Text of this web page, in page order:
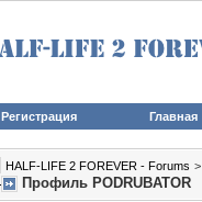
Регистрация Главная
HALF-LIFE 2 FOREVER - Forums >
Профиль PODRUBATOR